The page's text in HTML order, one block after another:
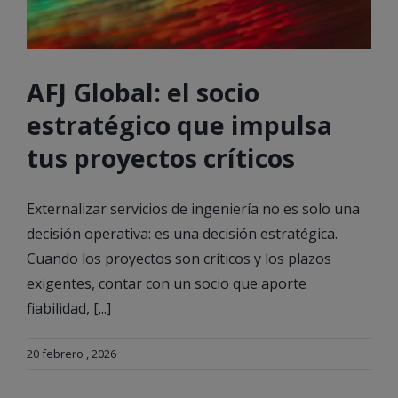
AFJ Global: el socio
estratégico que impulsa
tus proyectos críticos
Externalizar servicios de ingeniería no es solo una
decisión operativa: es una decisión estratégica.
Cuando los proyectos son críticos y los plazos
exigentes, contar con un socio que aporte
fiabilidad, [...]
20 febrero , 2026